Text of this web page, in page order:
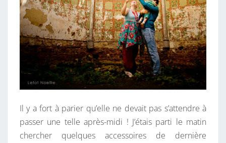
Il y a fort à parier qu’elle ne devait pas s’attendre à
passer une telle après-midi ! J’étais parti le matin
chercher quelques accessoires de dernière